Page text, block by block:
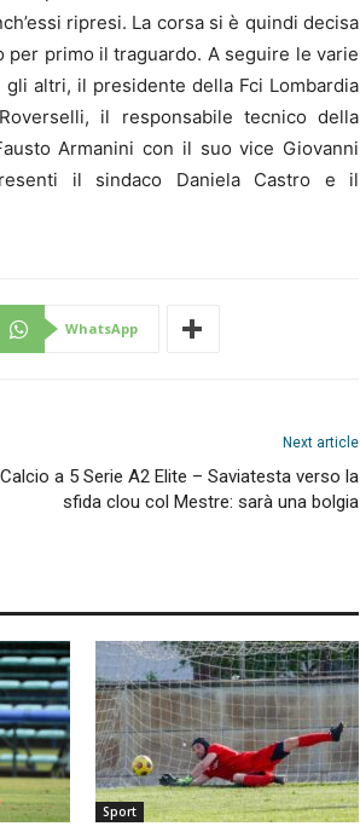
ripresi. La corsa si è quindi decisa
per primo il traguardo. A seguire le varie
altri, il presidente della Fci Lombardia
il responsabile tecnico della
Armanini con il suo vice Giovanni
il sindaco Daniela Castro e il
WhatsApp
Next article
Calcio a 5 Serie A2 Elite – Saviatesta verso la
sfida clou col Mestre: sarà una bolgia
Sport